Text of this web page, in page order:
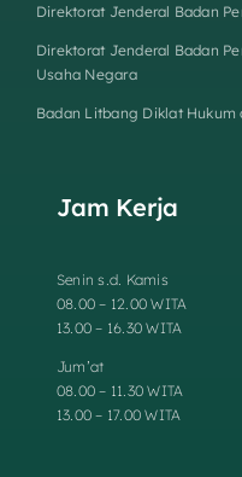
Direktorat Jenderal Badan
Direktorat Jenderal Badan
Usaha Negara
Badan Litbang Diklat
Jam Kerja
Senin s.d. Kamis
08.00 – 12.00 WITA
13.00 – 16.30 WITA
Jum’at
08.00 – 11.30 WITA
13.00 – 17.00 WITA